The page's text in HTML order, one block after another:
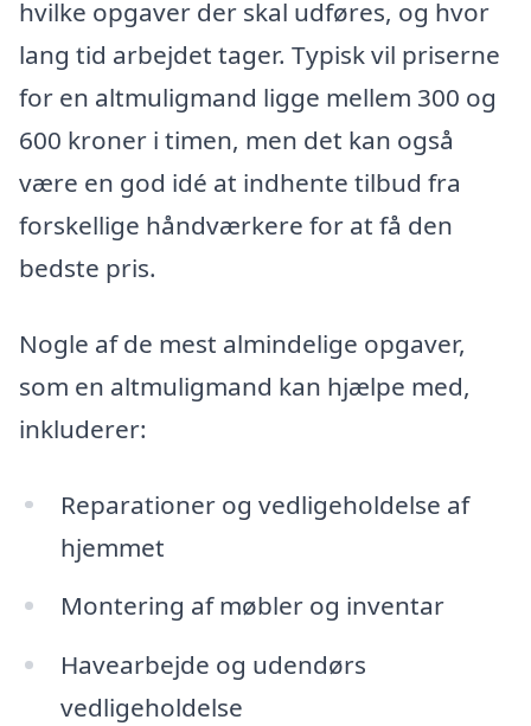
hvilke opgaver der skal udføres, og hvor
lang tid arbejdet tager. Typisk vil priserne
for en altmuligmand ligge mellem 300 og
600 kroner i timen, men det kan også
være en god idé at indhente tilbud fra
forskellige håndværkere for at få den
bedste pris.
Nogle af de mest almindelige opgaver,
som en altmuligmand kan hjælpe med,
inkluderer:
Reparationer og vedligeholdelse af
hjemmet
Montering af møbler og inventar
Havearbejde og udendørs
vedligeholdelse